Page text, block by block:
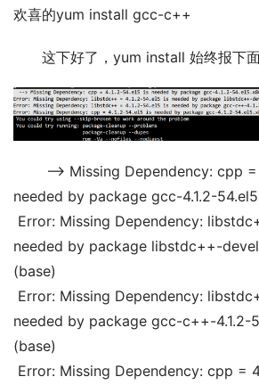
欢喜的yum install gcc-c++
这下好了，yum install 始终报下面
needed by package gcc-4.1.2-
needed by package libstdc++-
(base)
needed by package gcc-c++-4.1.2-
(base)